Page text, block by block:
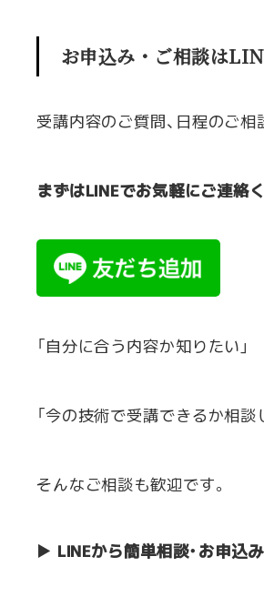
お申込み・ご相談は
受講内容のご質問、日程のご相
まずはLINEでお気軽にご連絡く
「自分に合う内容か知りたい」
「今の技術で受講できるか相談
そんなご相談も歓迎です。
▶ LINEから簡単相談・お申込